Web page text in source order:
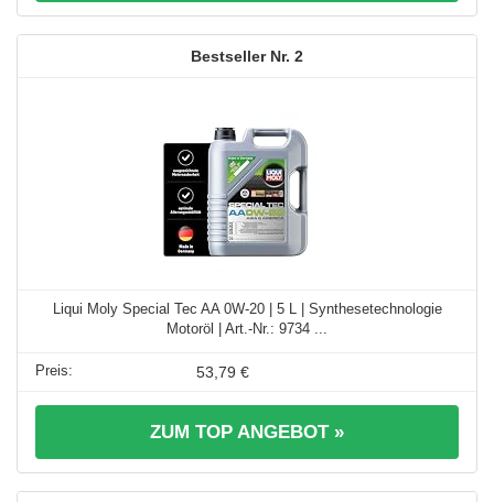
2
Liqui Moly Special Tec AA 0W-20 | 5 L | Synthesetechnologie
Motoröl | Art.-Nr.: 9734 ...
53,79 €
ZUM TOP ANGEBOT »